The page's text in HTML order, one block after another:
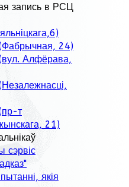
запись в РСЦ
24)
Алфёрава,
т
21)
сэрвіс
якія